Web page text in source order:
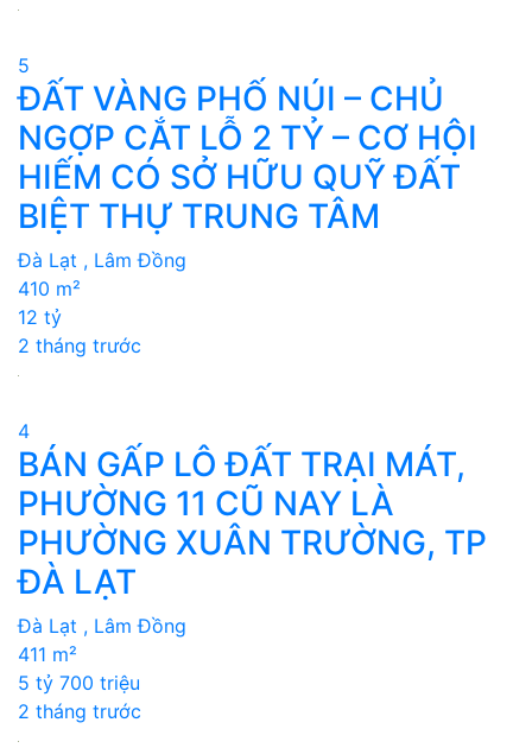
5
ĐẤT VÀNG PHỐ NÚI – CHỦ
NGỢP CẮT LỖ 2 TỶ – CƠ HỘI
HIẾM CÓ SỞ HỮU QUỸ ĐẤT
BIỆT THỰ TRUNG TÂM
Đà Lạt , Lâm Đồng
410 m²
12 tỷ
2 tháng trước
4
BÁN GẤP LÔ ĐẤT TRẠI MÁT,
PHƯỜNG 11 CŨ NAY LÀ
PHƯỜNG XUÂN TRƯỜNG, TP
ĐÀ LẠT
Đà Lạt , Lâm Đồng
411 m²
5 tỷ 700 triệu
2 tháng trước